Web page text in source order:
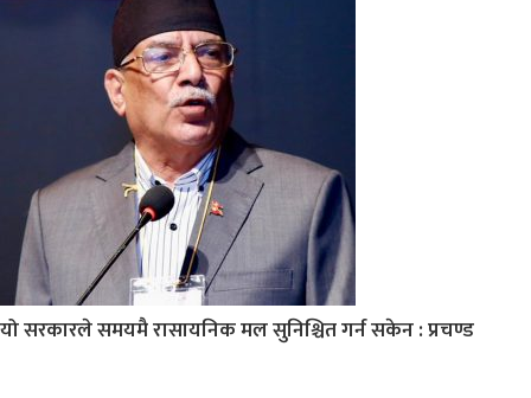
यो सरकारले समयमै रासायनिक मल सुनिश्चित गर्न सकेन : प्रचण्ड